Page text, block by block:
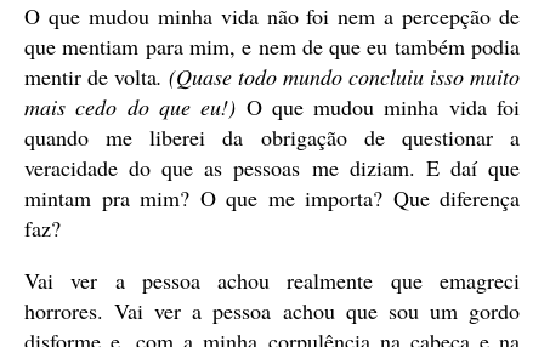
O que mudou minha vida não foi nem a percepção de
que mentiam para mim, e nem de que eu também podia
mentir de volta. (Quase todo mundo concluiu isso muito
mais cedo do que eu!) O que mudou minha vida foi
quando me liberei da obrigação de questionar a
veracidade do que as pessoas me diziam. E daí que
mintam pra mim? O que me importa? Que diferença
faz?
Vai ver a pessoa achou realmente que emagreci
horrores. Vai ver a pessoa achou que sou um gordo